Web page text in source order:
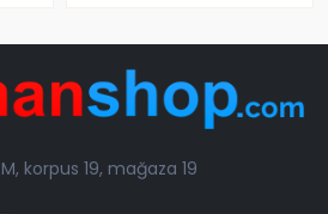
korpus 19, mağaza 19